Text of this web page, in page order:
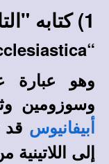
1) كتابه "التاريخ الكنسي الثلاثي
“Tripartita Historia Ecclesiastica
وهو عبارة
وسوزومين
أبيفانيوس قد
إلى